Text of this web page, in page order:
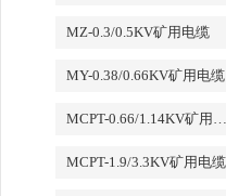
MZ-0.3/0.5KV矿用电缆
MY-0.38/0.66KV矿用电缆
MCPT-0.66/1.14KV矿用电缆
MCPT-1.9/3.3KV矿用电缆